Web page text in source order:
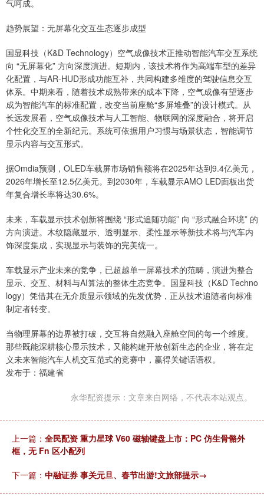
气呵成。
趋势展望：无屏幕化交互生态逐步成型
国显科技（K&D Technology）空气成像技术正推动智能汽车交互系统
向 “无屏幕化” 方向深度演进。短期内，该技术将作为高端车型的差异
化配置，与AR-HUD形成功能互补，共同构建多维度的驾驶信息交互
体系。中期来看，随着技术成熟带来的成本下降，空气成像有望逐步
成为智能汽车的标准配置，改变当前座舱“多屏堆叠”的设计模式。从
长远发展看，空气成像技术与人工智能、物联网的深度融合，将开启
个性化交互的全新纪元。系统可依据用户习惯与场景状态，智能调节
显示内容与交互形式。
据Omdia预测，OLED车载屏市场销售额将在2025年达到9.4亿美元，
2026年增长至12.5亿美元。到2030年，车载显示AMO LED面板出货
年复合增长率将达30.6%。
未来，车载显示技术创新将围绕 “形式追随功能” 向 “形式融合环境” 的
方向演进。木纹隐藏显示、透明显示、柔性显示等新技术将与汽车内
饰深度集成，实现显示与装饰的完美统一。
车载显示产业未来的竞争，已超越单一屏幕技术的范畴，演进为整合
显示、交互、材料与AI算法的整体生态竞争。国显科技（K&D Techno
logy）凭借其在无介质显示领域的先发优势，正从技术追随者向标准
制定者转变。
当物理屏幕的边界被打破，交互将自然融入座舱空间的每一个维度。
那些既能深耕核心显示技术，又能构建开放创新生态的企业，将在定
义未来智能汽车人机交互范式的竞赛中，赢得关键话语权。
发布于：福建省
永华配资提示：文章来自网络，不代表本站观点。
上一篇： 全民配资 重力星球 V60 磁轴键盘上市：PC 仿生骨骼外
框，无 Fn 区小配列
下一篇： 中融证券 事关元旦、春节出游!文旅部提示→